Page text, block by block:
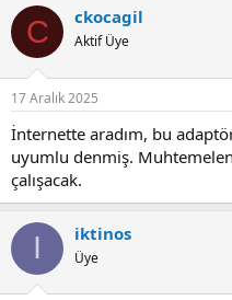
C ckocagil
Aktif Üye
17 Aralık 2025
İnternette aradım, bu
uyumlu denmiş.
çalışacak.
I iktinos
Üye